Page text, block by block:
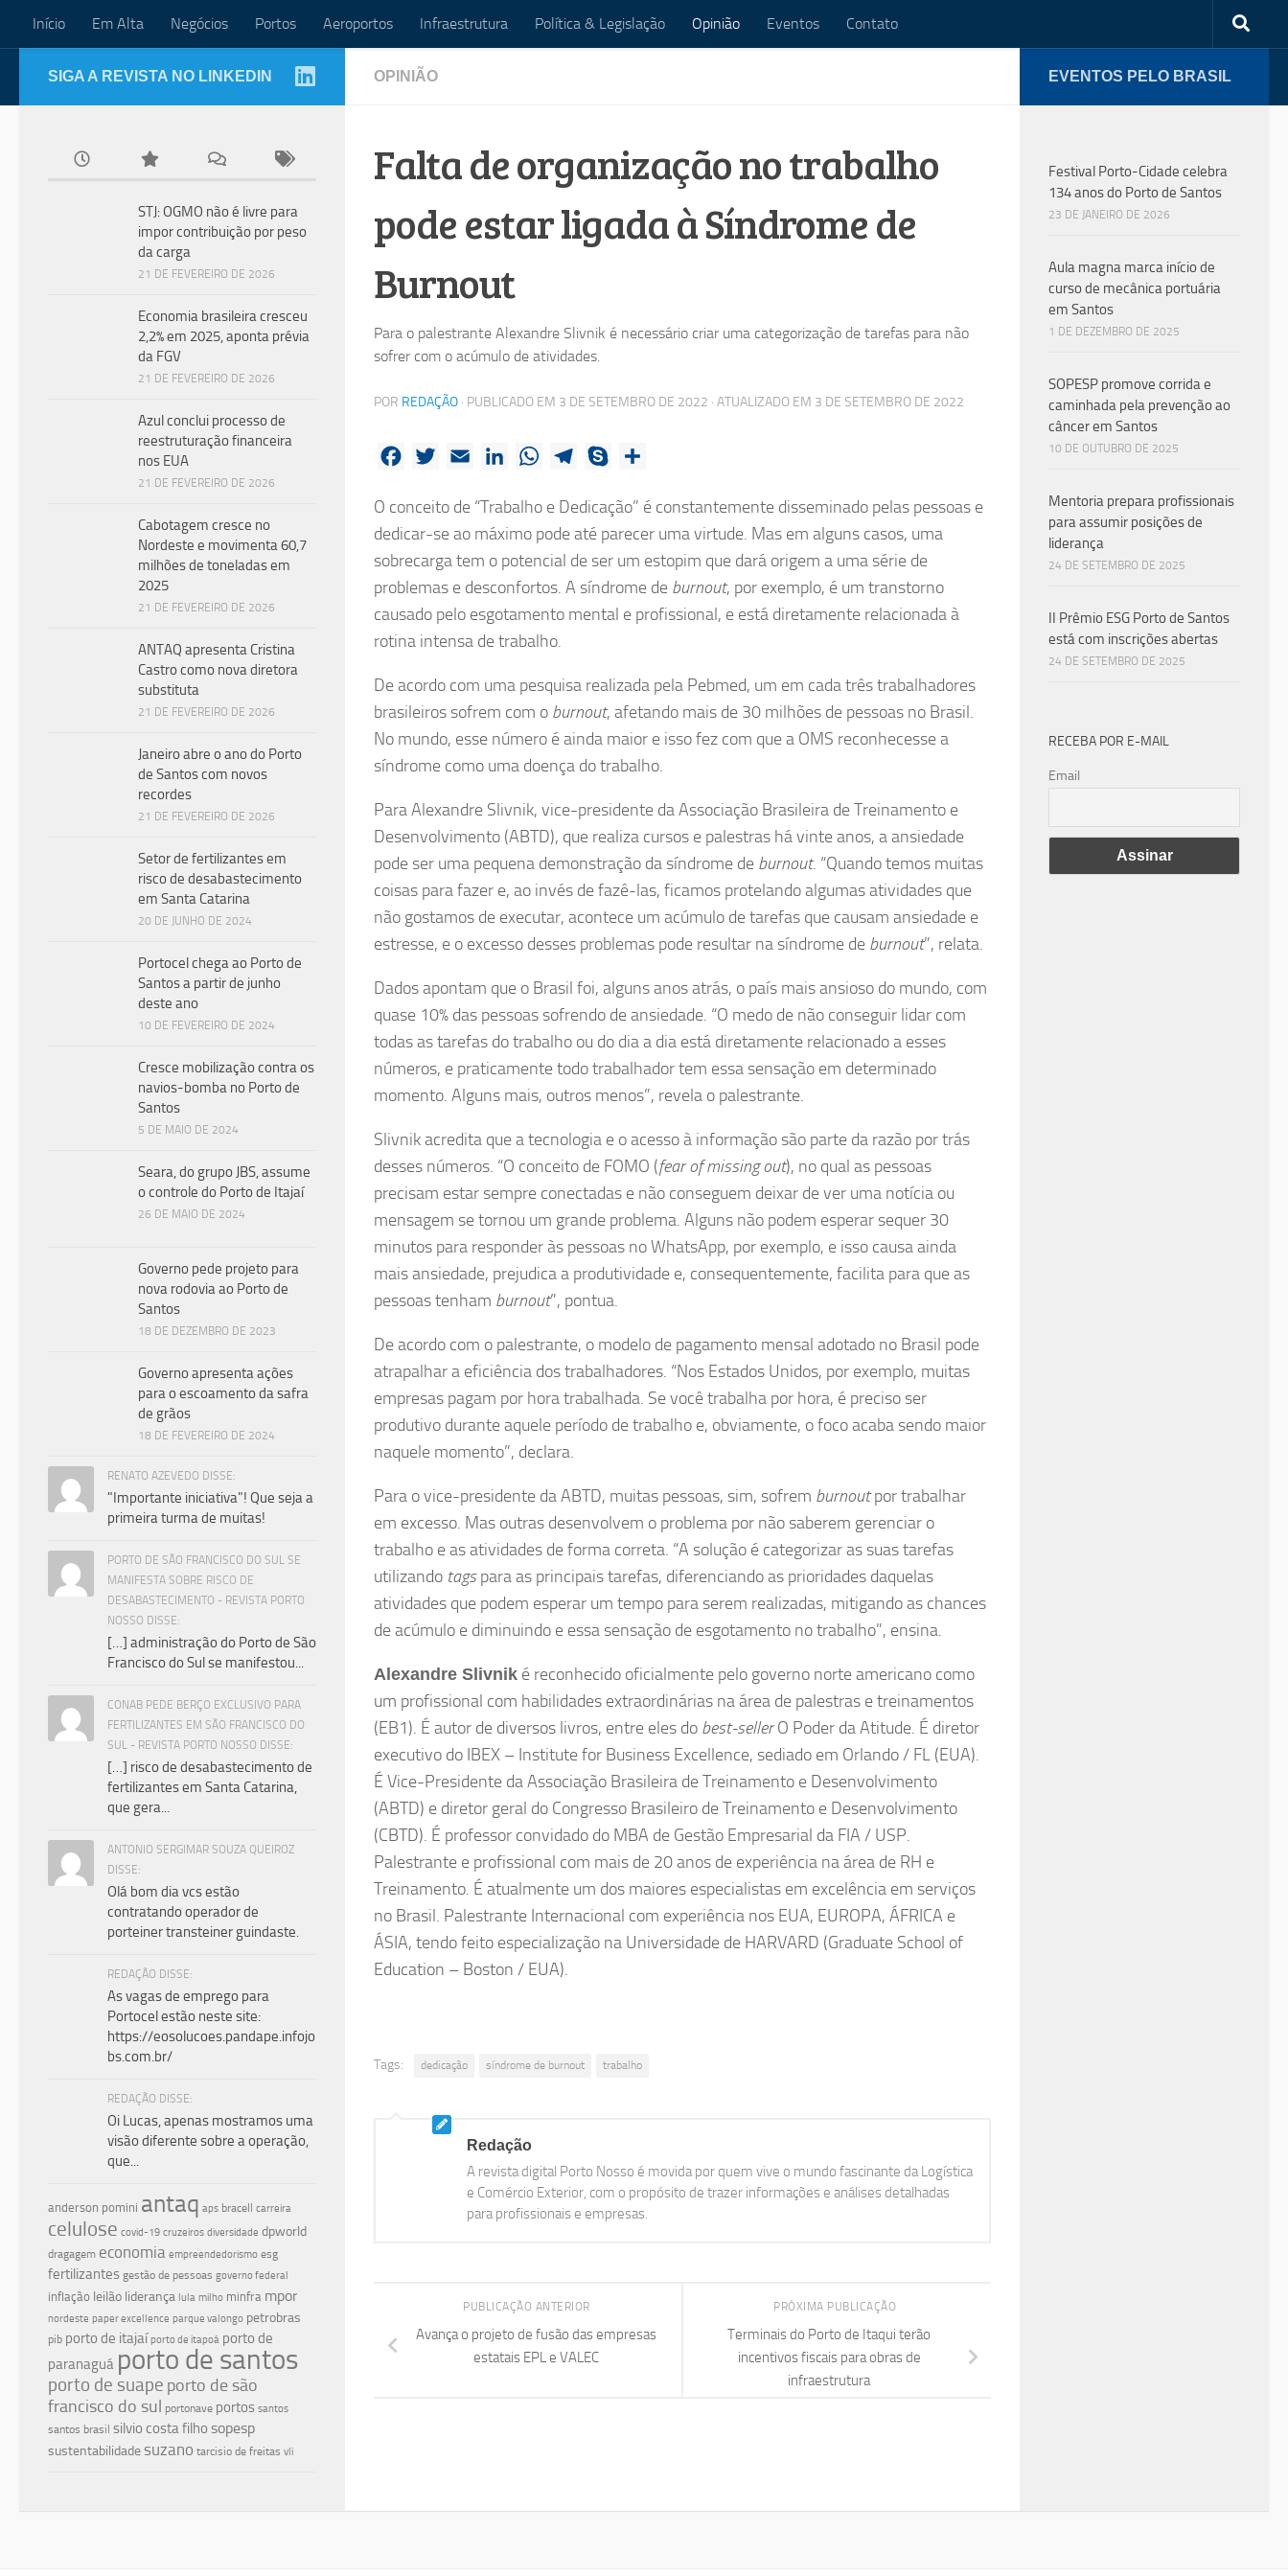
Skip to content
Início Em Alta Negócios Portos Aeroportos Infraestrutura Política & Legislação Opinião Eventos Contato
OPINIÃO
Falta de organização no trabalho
pode estar ligada à Síndrome de
Burnout
Para o palestrante Alexandre Slivnik é necessário criar uma categorização de tarefas para não
sofrer com o acúmulo de atividades.
POR REDAÇÃO · PUBLICADO EM 3 DE SETEMBRO DE 2022 · ATUALIZADO EM 3 DE SETEMBRO DE 2022
Facebook
Twitter Email LinkedInWhatsAppTelegram
Skype
O conceito de “Trabalho e Dedicação” é constantemente disseminado pelas pessoas e
dedicar-se ao máximo pode até parecer uma virtude. Mas em alguns casos, uma
sobrecarga tem o potencial de ser um estopim que dará origem a uma série de
problemas e desconfortos. A síndrome de burnout, por exemplo, é um transtorno
causado pelo esgotamento mental e profissional, e está diretamente relacionada à
rotina intensa de trabalho.
De acordo com uma pesquisa realizada pela Pebmed, um em cada três trabalhadores
brasileiros sofrem com o burnout, afetando mais de 30 milhões de pessoas no Brasil.
No mundo, esse número é ainda maior e isso fez com que a OMS reconhecesse a
síndrome como uma doença do trabalho.
Para Alexandre Slivnik, vice-presidente da Associação Brasileira de Treinamento e
Desenvolvimento (ABTD), que realiza cursos e palestras há vinte anos, a ansiedade
pode ser uma pequena demonstração da síndrome de burnout. “Quando temos muitas
coisas para fazer e, ao invés de fazê-las, ficamos protelando algumas atividades que
não gostamos de executar, acontece um acúmulo de tarefas que causam ansiedade e
estresse, e o excesso desses problemas pode resultar na síndrome de burnout”, relata.
Dados apontam que o Brasil foi, alguns anos atrás, o país mais ansioso do mundo, com
quase 10% das pessoas sofrendo de ansiedade. “O medo de não conseguir lidar com
todas as tarefas do trabalho ou do dia a dia está diretamente relacionado a esses
números, e praticamente todo trabalhador tem essa sensação em determinado
momento. Alguns mais, outros menos”, revela o palestrante.
Slivnik acredita que a tecnologia e o acesso à informação são parte da razão por trás
desses números. “O conceito de FOMO (fear of missing out), no qual as pessoas
precisam estar sempre conectadas e não conseguem deixar de ver uma notícia ou
mensagem se tornou um grande problema. Alguns não podem esperar sequer 30
minutos para responder às pessoas no WhatsApp, por exemplo, e isso causa ainda
mais ansiedade, prejudica a produtividade e, consequentemente, facilita para que as
pessoas tenham burnout”, pontua.
De acordo com o palestrante, o modelo de pagamento mensal adotado no Brasil pode
atrapalhar a eficiência dos trabalhadores. “Nos Estados Unidos, por exemplo, muitas
empresas pagam por hora trabalhada. Se você trabalha por hora, é preciso ser
produtivo durante aquele período de trabalho e, obviamente, o foco acaba sendo maior
naquele momento”, declara.
Para o vice-presidente da ABTD, muitas pessoas, sim, sofrem burnoutpor trabalhar
em excesso. Mas outras desenvolvem o problema por não saberem gerenciar o
trabalho e as atividades de forma correta. “A solução é categorizar as suas tarefas
utilizando tagspara as principais tarefas, diferenciando as prioridades daquelas
atividades que podem esperar um tempo para serem realizadas, mitigando as chances
de acúmulo e diminuindo e essa sensação de esgotamento no trabalho”, ensina.
Alexandre Slivnik é reconhecido oficialmente pelo governo norte americano como
um profissional com habilidades extraordinárias na área de palestras e treinamentos
(EB1). É autor de diversos livros, entre eles do best-sellerO Poder da Atitude. É diretor
executivo do IBEX – Institute for Business Excellence, sediado em Orlando / FL (EUA).
É Vice-Presidente da Associação Brasileira de Treinamento e Desenvolvimento
(ABTD) e diretor geral do Congresso Brasileiro de Treinamento e Desenvolvimento
(CBTD). É professor convidado do MBA de Gestão Empresarial da FIA / USP.
Palestrante e profissional com mais de 20 anos de experiência na área de RH e
Treinamento. É atualmente um dos maiores especialistas em excelência em serviços
no Brasil. Palestrante Internacional com experiência nos EUA, EUROPA, ÁFRICA e
ÁSIA, tendo feito especialização na Universidade de HARVARD (Graduate School of
Education – Boston / EUA).
Tags: dedicação síndrome de burnout trabalho
Redação
A revista digital Porto Nosso é movida por quem vive o mundo fascinante da Logística
e Comércio Exterior, com o propósito de trazer informações e análises detalhadas
para profissionais e empresas.
PRÓXIMA PUBLICAÇÃO
Terminais do Porto de Itaqui terão
incentivos fiscais para obras de
infraestrutura
PUBLICAÇÃO ANTERIOR
Avança o projeto de fusão das empresas
estatais EPL e VALEC
SIGA A REVISTA NO LINKEDIN
STJ: OGMO não é livre para
impor contribuição por peso
da carga
21 DE FEVEREIRO DE 2026
Economia brasileira cresceu
2,2% em 2025, aponta prévia
da FGV
21 DE FEVEREIRO DE 2026
Azul conclui processo de
reestruturação financeira
nos EUA
21 DE FEVEREIRO DE 2026
Cabotagem cresce no
Nordeste e movimenta 60,7
milhões de toneladas em
2025
21 DE FEVEREIRO DE 2026
ANTAQ apresenta Cristina
Castro como nova diretora
substituta
21 DE FEVEREIRO DE 2026
Janeiro abre o ano do Porto
de Santos com novos
recordes
21 DE FEVEREIRO DE 2026
Setor de fertilizantes em
risco de desabastecimento
em Santa Catarina
20 DE JUNHO DE 2024
Portocel chega ao Porto de
Santos a partir de junho
deste ano
10 DE FEVEREIRO DE 2024
Cresce mobilização contra os
navios-bomba no Porto de
Santos
5 DE MAIO DE 2024
Seara, do grupo JBS, assume
o controle do Porto de Itajaí
26 DE MAIO DE 2024
Governo pede projeto para
nova rodovia ao Porto de
Santos
18 DE DEZEMBRO DE 2023
Governo apresenta ações
para o escoamento da safra
de grãos
18 DE FEVEREIRO DE 2024
RENATO AZEVEDO DISSE:
"Importante iniciativa"! Que seja a
primeira turma de muitas!
PORTO DE SÃO FRANCISCO DO SUL SE
MANIFESTA SOBRE RISCO DE
DESABASTECIMENTO - REVISTA PORTO
NOSSO DISSE:
[…] administração do Porto de São
Francisco do Sul se manifestou...
CONAB PEDE BERÇO EXCLUSIVO PARA
FERTILIZANTES EM SÃO FRANCISCO DO
SUL - REVISTA PORTO NOSSO DISSE:
[…] risco de desabastecimento de
fertilizantes em Santa Catarina,
que gera...
ANTONIO SERGIMAR SOUZA QUEIROZ
DISSE:
Olá bom dia vcs estão
contratando operador de
porteiner transteiner guindaste.
REDAÇÃO DISSE:
As vagas de emprego para
Portocel estão neste site:
https://eosolucoes.pandape.infojo
bs.com.br/
REDAÇÃO DISSE:
Oi Lucas, apenas mostramos uma
visão diferente sobre a operação,
que...
anderson pomini antaq aps bracell carreira
celulose covid-19 cruzeiros diversidade dpworld
dragagem economia empreendedorismo esg
fertilizantes gestão de pessoas governo federal
inflação leilão liderança lula milho minfra mpor
nordeste paper excellence parque valongo petrobras
pib porto de itajaí porto de itapoá porto de
paranaguá porto de santos
porto de suape porto de são
francisco do sul portonave portos santos
santos brasil silvio costa filho sopesp
sustentabilidadesuzano tarcisio de freitas vli
EVENTOS PELO BRASIL
Festival Porto-Cidade celebra
134 anos do Porto de Santos
23 DE JANEIRO DE 2026
Aula magna marca início de
curso de mecânica portuária
em Santos
1 DE DEZEMBRO DE 2025
SOPESP promove corrida e
caminhada pela prevenção ao
câncer em Santos
10 DE OUTUBRO DE 2025
Mentoria prepara profissionais
para assumir posições de
liderança
24 DE SETEMBRO DE 2025
II Prêmio ESG Porto de Santos
está com inscrições abertas
24 DE SETEMBRO DE 2025
RECEBA POR E-MAIL
Email